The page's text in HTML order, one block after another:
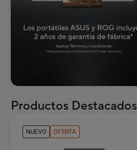
Productos Destacados
NUEVO OFERTA